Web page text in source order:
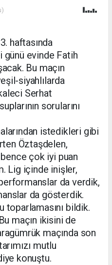
haftasında
evinde Fatih
Bu maçın
siyahlılarda
Serhat
sorularını
istedikleri gibi
Öztaşdelen,
çok iyi puan
Lig içinde inişler,
da verdik,
da gösterdik.
toparlamasını bildik.
maçın ikisini de
maçında son
mutlu
konuştu.